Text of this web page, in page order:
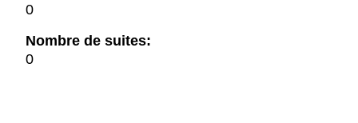
0
Nombre de suites:
0